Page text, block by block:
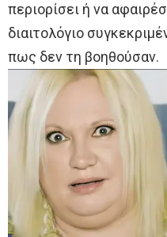
περιορίσει ή να
διαιτολόγιο
πως δεν τη βοηθούσαν.